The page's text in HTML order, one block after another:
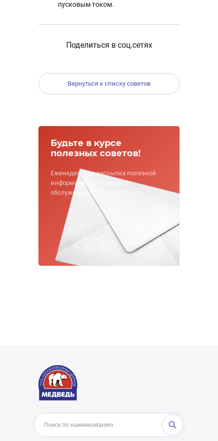
пусковым током.
Поделиться в соц.сетях
Вернуться к списку советов
Будьте в курсе
полезных советов!
Еженедельная рассылка полезной
информации по подбору и
обслуживанию аккумуляторов